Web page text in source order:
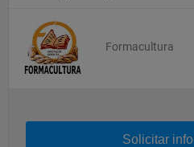
Formacultura
Solicitar